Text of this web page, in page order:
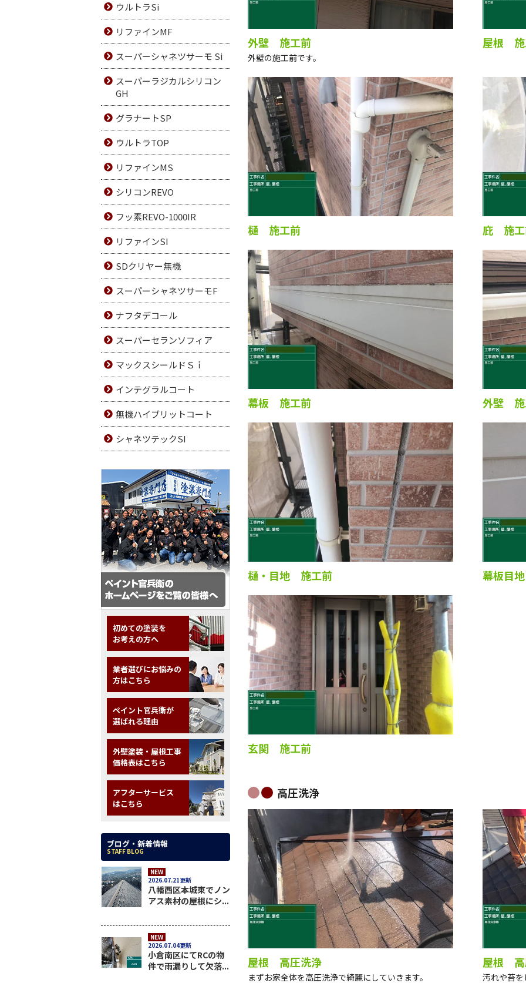
外壁 施工前
外壁の施工前です。
屋根 施
樋 施工前 庇 施工
幕板 施工前 外壁 施
樋・目地 施工前 幕板目
玄関 施工前
高圧洗浄
屋根 高圧洗浄
まずお家全体を高圧洗浄で綺麗にしていきます。
屋根 高
汚れや苔
ウルトラSi
リファインMF
スーパーシャネツサーモ Si
スーパーラジカルシリコン
GH
グラナートSP
ウルトラTOP
リファインMS
シリコンREVO
フッ素REVO-1000IR
リファインSI
SDクリヤー無機
スーパーシャネツサーモF
ナフタデコール
スーパーセランソフィア
マックスシールドＳｉ
インテグラルコート
無機ハイブリットコート
シャネツテックSI
初めての塗装を
お考えの方へ
業者選びにお悩みの
方はこちら
ペイント官兵衛が
選ばれる理由
外壁塗装・屋根工事
価格表はこちら
アフターサービス
はこちら
ブログ・新着情報
STAFF BLOG
NEW
2026.07.21更新
八幡西区本城東でノン
アス素材の屋根にシ...
NEW
2026.07.04更新
小倉南区にてRCの物
件で雨漏りして欠落...